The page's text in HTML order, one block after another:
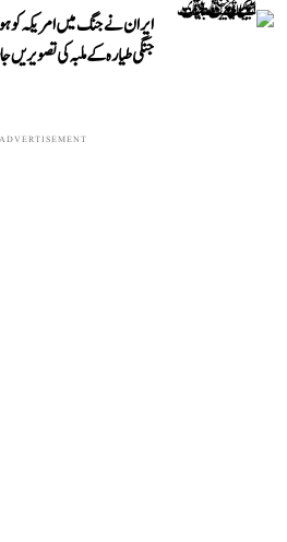
ایران نے جنگ میں امریکہ
جنگی طیارہ کے ملبہ کی تصویریں
ADVERTISEMENT